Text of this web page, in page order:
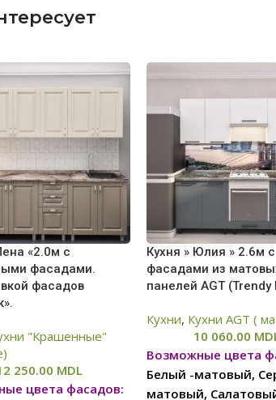
«2.0м с
фасадами.
фасадов
"Крашенные"
250.00 MDL
цвета фасадов:
Кухня » Юлия » 2.6м с
фасадами из
панелей AGT (Trendy
Кухни, Кухни AGT (
10 060.00
Возможные цвета
Белый -матовый,
матовый,